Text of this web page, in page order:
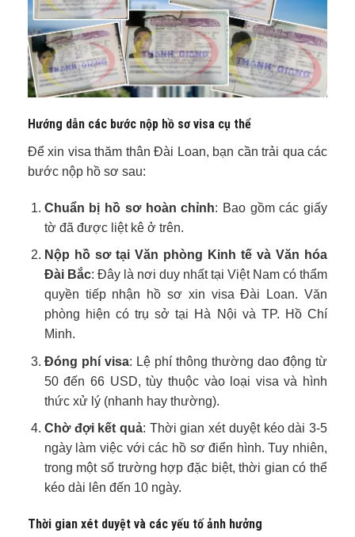
Hướng dẫn các bước nộp hồ sơ visa cụ thể
Để xin visa thăm thân Đài Loan, bạn cần trải qua các
bước nộp hồ sơ sau:
Chuẩn bị hồ sơ hoàn chỉnh: Bao gồm các giấy
tờ đã được liệt kê ở trên.
Nộp hồ sơ tại Văn phòng Kinh tế và Văn hóa
Đài Bắc: Đây là nơi duy nhất tại Việt Nam có thẩm
quyền tiếp nhận hồ sơ xin visa Đài Loan. Văn
phòng hiện có trụ sở tại Hà Nội và TP. Hồ Chí
Minh.
Đóng phí visa: Lệ phí thông thường dao động từ
50 đến 66 USD, tùy thuộc vào loại visa và hình
thức xử lý (nhanh hay thường).
Chờ đợi kết quả: Thời gian xét duyệt kéo dài 3-5
ngày làm việc với các hồ sơ điển hình. Tuy nhiên,
trong một số trường hợp đặc biệt, thời gian có thể
kéo dài lên đến 10 ngày.
Thời gian xét duyệt và các yếu tố ảnh hưởng